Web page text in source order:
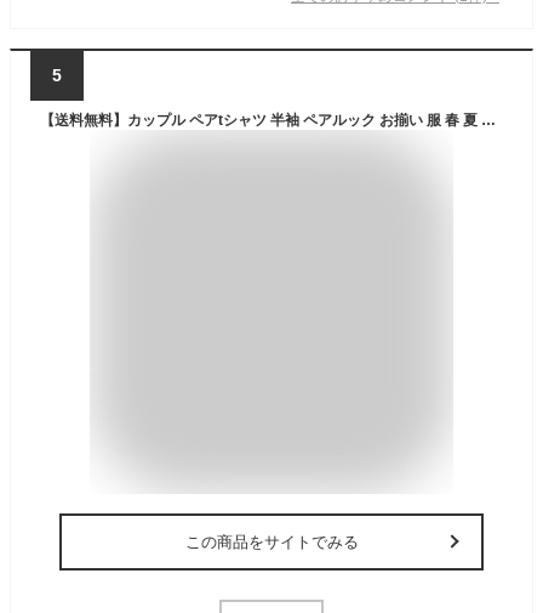
5
【送料無料】カップル ペアtシャツ 半袖 ペアルック お揃い 服 春 夏 体型カバー ゆったり ビックシルエット リンクコーデ ペア 恋人 tシャツ コットン 綿 韓国ファッション デート おでかけコーデ おそろ プレゼント 記念日 結婚祝い
この商品をサイトでみる